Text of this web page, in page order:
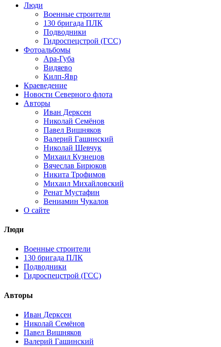
Люди
Военные строители
130 бригада ПЛК
Подводники
Гидроспецстрой (ГСС)
Фотоальбомы
Ара-Губа
Видяево
Килп-Явр
Краеведение
Новости Северного флота
Авторы
Иван Дерксен
Николай Семёнов
Павел Вишняков
Валерий Гашинский
Николай Шевчук
Михаил Кузнецов
Вячеслав Бирюков
Никита Трофимов
Михаил Михайловский
Ренат Мустафин
Вениамин Чукалов
О сайте
Люди
Военные строители
130 бригада ПЛК
Подводники
Гидроспецстрой (ГСС)
Авторы
Иван Дерксен
Николай Семёнов
Павел Вишняков
Валерий Гашинский